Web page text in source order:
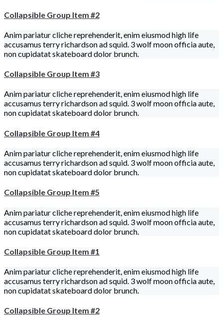
Collapsible Group Item #2
Anim pariatur cliche reprehenderit, enim eiusmod high life
accusamus terry richardson ad squid. 3 wolf moon officia aute,
non cupidatat skateboard dolor brunch.
Collapsible Group Item #3
Anim pariatur cliche reprehenderit, enim eiusmod high life
accusamus terry richardson ad squid. 3 wolf moon officia aute,
non cupidatat skateboard dolor brunch.
Collapsible Group Item #4
Anim pariatur cliche reprehenderit, enim eiusmod high life
accusamus terry richardson ad squid. 3 wolf moon officia aute,
non cupidatat skateboard dolor brunch.
Collapsible Group Item #5
Anim pariatur cliche reprehenderit, enim eiusmod high life
accusamus terry richardson ad squid. 3 wolf moon officia aute,
non cupidatat skateboard dolor brunch.
Collapsible Group Item #1
Anim pariatur cliche reprehenderit, enim eiusmod high life
accusamus terry richardson ad squid. 3 wolf moon officia aute,
non cupidatat skateboard dolor brunch.
Collapsible Group Item #2